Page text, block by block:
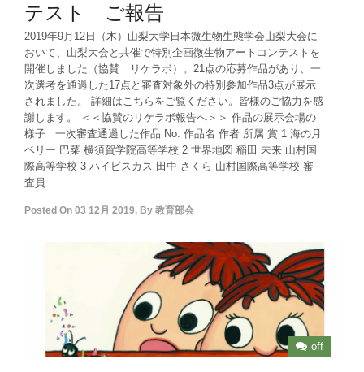
テスト ご報告
2019年9月12日（木）山梨大学日本微生物生態学会山梨大会に
おいて、山梨大会と共催で特別企画微生物アートコンテストを
開催しました（協賛 リケラボ）。21点の応募作品があり、一
次選考を通過した17点と審査対象外の特別参加作品3点が展示
されました。 詳細はこちらをご覧ください。皆様のご協力を感
謝します。 ＜＜協賛のリケラボ報告へ＞＞ 作品の展示会場の
様子 一次審査通過した作品 No. 作品名 作者 所属 賞 1 海の月
ベリー 巴菜 横須賀学院高等学校 2 世界地図 稲田 未来 山村国
際高等学校 3 ハイビスカス 田中 さくら 山村国際高等学校 審
査員
Posted On 03 12月 2019, By 教育部会
off